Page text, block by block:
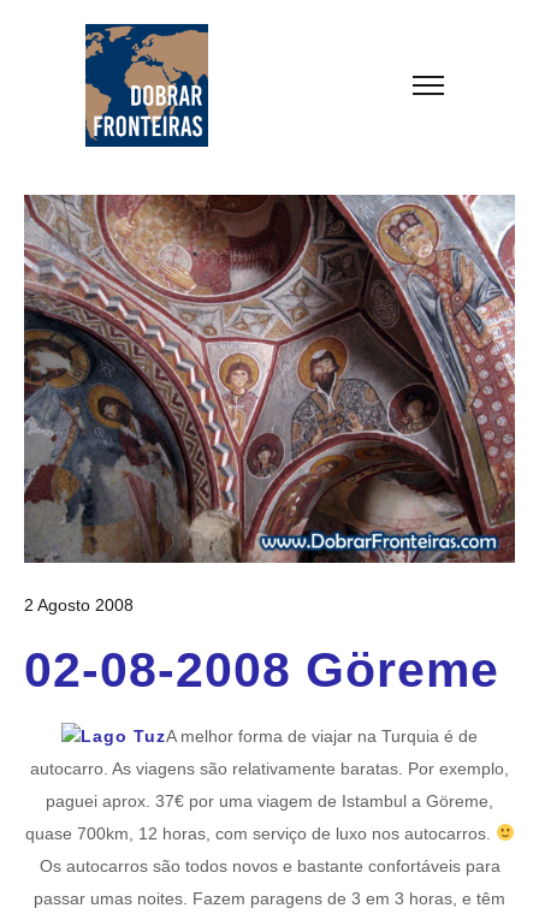
2 Agosto 2008
02-08-2008 Göreme
A melhor forma de viajar na Turquia é de
autocarro. As viagens são relativamente baratas. Por exemplo,
paguei aprox. 37€ por uma viagem de Istambul a Göreme,
quase 700km, 12 horas, com serviço de luxo nos autocarros.
Os autocarros são todos novos e bastante confortáveis para
passar umas noites. Fazem paragens de 3 em 3 horas, e têm